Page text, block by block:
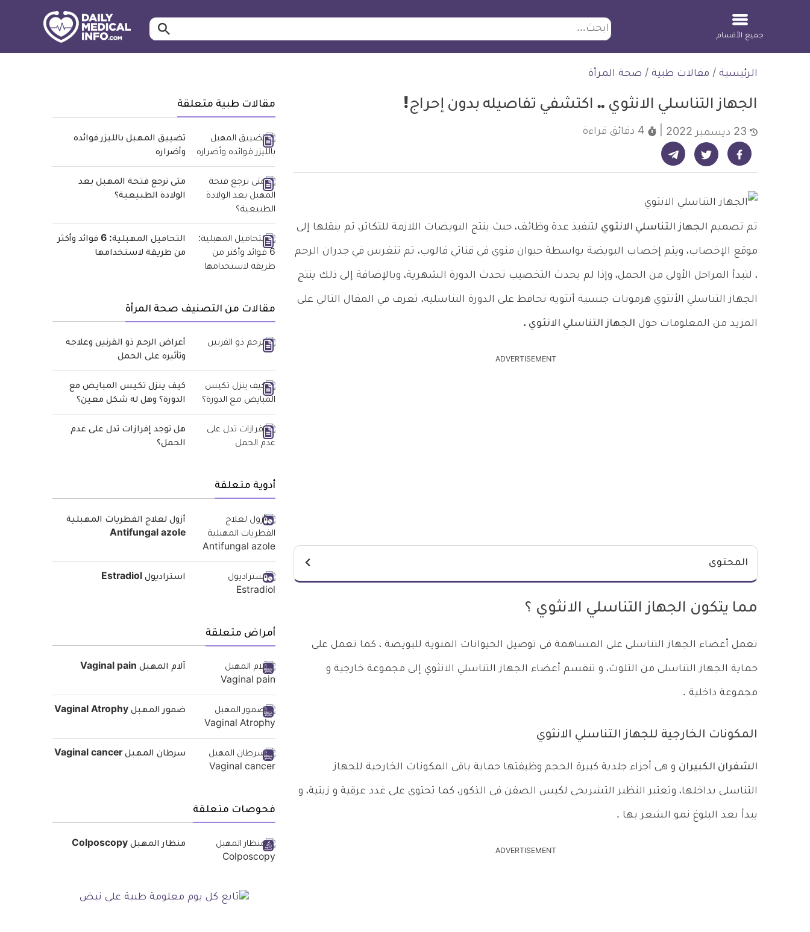
ابحث ابحث…
جميع الأقسام
الرئيسية / مقالات طبية / صحة المرأة
الجهاز التناسلي الانثوي .. اكتشفي تفاصيله بدون إحراج!
4 دقائق قراءة
شارك على فيسبوك - ديلي ميديكال انفو شارك على تويتر - ديلي ميديكال انفو شارك على تيليجرام - ديلي ميديكال انفو
تم تصميم الجهاز التناسلي الانثوي لتنفيذ عدة وظائف، حيث ينتج البويضات اللازمة للتكاثر، ثم ينقلها إلى
موقع الإخصاب، ويتم إخصاب البويضة بواسطة حيوان منوي في قناتي فالوب، ثم تنغرس في جدران الرحم
، لتبدأ المراحل الأولى من الحمل، وإذا لم يحدث التخصيب تحدث الدورة الشهرية، وبالإضافة إلى ذلك ينتج
الجهاز التناسلي الأنثوي هرمونات جنسية أنثوية تحافظ على الدورة التناسلية، تعرف في المقال التالي على
المزيد من المعلومات حول الجهاز التناسلي الانثوي .
ADVERTISEMENT
المحتوى
مما يتكون الجهاز التناسلي الانثوي ؟
تعمل أعضاء الجهاز التناسلى على المساهمة فى توصيل الحيوانات المنوية للبويضة ، كما تعمل على
حماية الجهاز التناسلى من التلوث، و تنقسم أعضاء الجهاز التناسلي الانثوي إلى مجموعة خارجية و
مجموعة داخلية .
المكونات الخارجية للجهاز التناسلي الانثوي
الشفران الكبيران و هى أجزاء جلدية كبيرة الحجم وظيفتها حماية باقى المكونات الخارجية للجهاز
التناسلى بداخلها، وتعتبر النظير التشريحى لكيس الصفن فى الذكور، كما تحتوى على غدد عرقية و زيتية، و
يبدأ بعد البلوغ نمو الشعر بها .
ADVERTISEMENT
مقالات طبية متعلقة
تضييق المهبل بالليزر فوائده
وأضراره
متى ترجع فتحة المهبل بعد
الولادة الطبيعية؟
التحاميل المهبلية: 6 فوائد وأكثر
من طريقة لاستخدامها
مقالات من التصنيف صحة المرأة
أعراض الرحم ذو القرنين وعلاجه
وتأثيره على الحمل
كيف ينزل تكيس المبايض مع
الدورة؟ وهل له شكل معين؟
هل توجد إفرازات تدل على عدم
الحمل؟
أدوية متعلقة
أزول لعلاج الفطريات المهبلية
Antifungal azole
استراديول Estradiol
أمراض متعلقة
آلام المهبل Vaginal pain
ضمور المهبل Vaginal Atrophy
سرطان المهبل Vaginal cancer
فحوصات متعلقة
منظار المهبل Colposcopy